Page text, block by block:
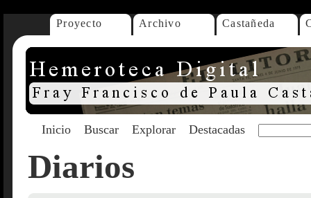
Proyecto Archivo Castañeda
Inicio Buscar Explorar Destacadas
Diarios